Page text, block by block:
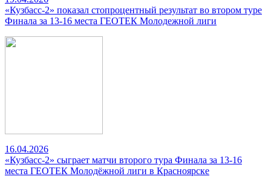
«Кузбасс-2» показал стопроцентный результат во втором туре
Финала за 13-16 места ГЕОТЕК Молодежной лиги
16.04.2026
«Кузбасс-2» сыграет матчи второго тура Финала за 13-16
места ГЕОТЕК Молодёжной лиги в Красноярске